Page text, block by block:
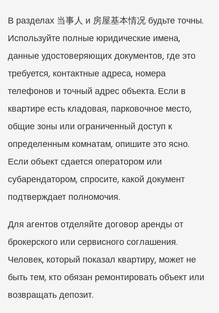
В разделах 当事人 и 房屋基本情况 будьте точны.
Используйте полные юридические имена,
данные удостоверяющих документов, где это
требуется, контактные адреса, номера
телефонов и точный адрес объекта. Если в
квартире есть кладовая, парковочное место,
общие зоны или ограниченный доступ к
определенным комнатам, опишите это ясно.
Если объект сдается оператором или
субарендатором, спросите, какой документ
подтверждает полномочия.
Для агентов отделяйте договор аренды от
брокерского или сервисного соглашения.
Человек, который показал квартиру, может не
быть тем, кто обязан ремонтировать объект или
возвращать депозит.